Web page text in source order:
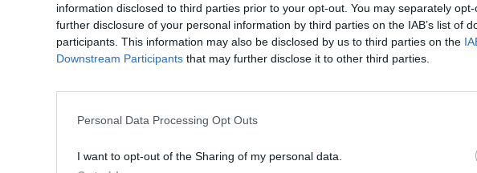
information disclosed to third parties prior to your opt-out. You may separately
further disclosure of your personal information by third parties on the IAB’s list of
participants. This information may also be disclosed by us to third parties on the
Downstream Participants that may further disclose it to other third parties.
Personal Data Processing Opt Outs
I want to opt-out of the Sharing of my personal data.
Maciej J. podszedł do pokrzywdzonego
za policjanta. Siłą przeszukał mu kieszenie,
markowego smartfona i zniknął bez śladu.
Zgłaszający nie był w stanie podać nawet rysopisu